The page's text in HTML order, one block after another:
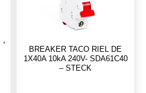
Siemens
ref.
1PF00
cantidad
BREAKER TACO RIEL DE
1X40A 10kA 240V- SDA61C40
– STECK